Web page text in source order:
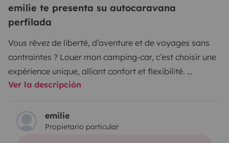
emilie te presenta su autocaravana
perfilada
Vous rêvez de liberté, d’aventure et de voyages sans
contraintes ? Louer mon camping-car, c’est choisir une
expérience unique, alliant confort et flexibilité.
Mon camping-car est équipé pour vous offrir tout le
cuisine fonctionnelle, salle de bain, et espace de vie
convivial. Vous voyagez avec tout ce dont vous avez
Ver la descripción
emilie
Propietario particular